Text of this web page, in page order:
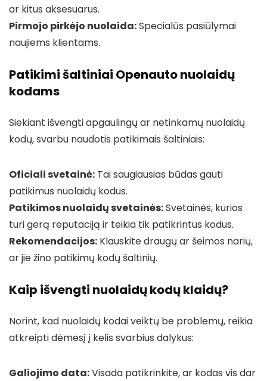
ar kitus aksesuarus.
Pirmojo pirkėjo nuolaida:Specialūs pasiūlymai
naujiems klientams.
Patikimi šaltiniai Openauto nuolaidų
kodams
Siekiant išvengti apgaulingų ar netinkamų nuolaidų
kodų, svarbu naudotis patikimais šaltiniais:
Oficiali svetainė: Tai saugiausias būdas gauti
patikimus nuolaidų kodus.
Patikimos nuolaidų svetainės:Svetainės, kurios
turi gerą reputaciją ir teikia tik patikrintus kodus.
Rekomendacijos: Klauskite draugų ar šeimos narių,
ar jie žino patikimų kodų šaltinių.
Kaip išvengti nuolaidų kodų klaidų?
Norint, kad nuolaidų kodai veiktų be problemų, reikia
atkreipti dėmesį į kelis svarbius dalykus:
Galiojimo data:Visada patikrinkite, ar kodas vis dar